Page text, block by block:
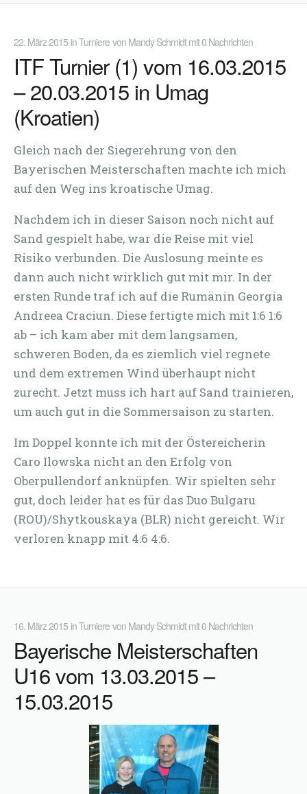
22. März 2015 inTurniere von Mandy Schmidt mit0 Nachrichten
ITF Turnier (1) vom 16.03.2015
– 20.03.2015 in Umag
(Kroatien)
Gleich nach der Siegerehrung von den
Bayerischen Meisterschaften machte ich mich
auf den Weg ins kroatische Umag.
Nachdem ich in dieser Saison noch nicht auf
Sand gespielt habe, war die Reise mit viel
Risiko verbunden. Die Auslosung meinte es
dann auch nicht wirklich gut mit mir. In der
ersten Runde traf ich auf die Rumänin Georgia
Andreea Craciun. Diese fertigte mich mit 1:6 1:6
ab – ich kam aber mit dem langsamen,
schweren Boden, da es ziemlich viel regnete
und dem extremen Wind überhaupt nicht
zurecht. Jetzt muss ich hart auf Sand trainieren,
um auch gut in die Sommersaison zu starten.
Im Doppel konnte ich mit der Östereicherin
Caro Ilowska nicht an den Erfolg von
Oberpullendorf anknüpfen. Wir spielten sehr
gut, doch leider hat es für das Duo Bulgaru
(ROU)/Shytkouskaya (BLR) nicht gereicht. Wir
verloren knapp mit 4:6 4:6.
16. März 2015 inTurniere von Mandy Schmidt mit0 Nachrichten
Bayerische Meisterschaften
U16 vom 13.03.2015 –
15.03.2015